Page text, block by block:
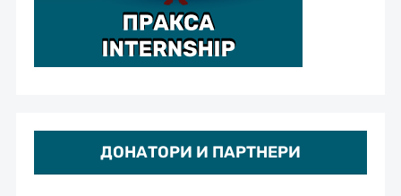
ДОНАТОРИ И ПАРТНЕРИ